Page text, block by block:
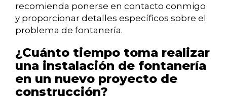
recomienda ponerse en contacto conmigo
y proporcionar detalles específicos sobre el
problema de fontanería.
¿Cuánto tiempo toma realizar
una instalación de fontanería
en un nuevo proyecto de
construcción?